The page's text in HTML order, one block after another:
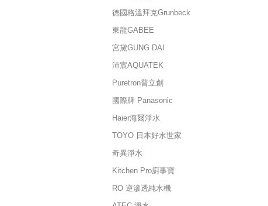
德國格溫拜克Grunbeck
東龍GABEE
宮黛GUNG DAI
沛宸AQUATEK
Puretron普立創
國際牌 Panasonic
Haier海爾淨水
TOYO 日本好水世家
奇異淨水
Kitchen Pro廚事寶
RO 逆滲透純水機